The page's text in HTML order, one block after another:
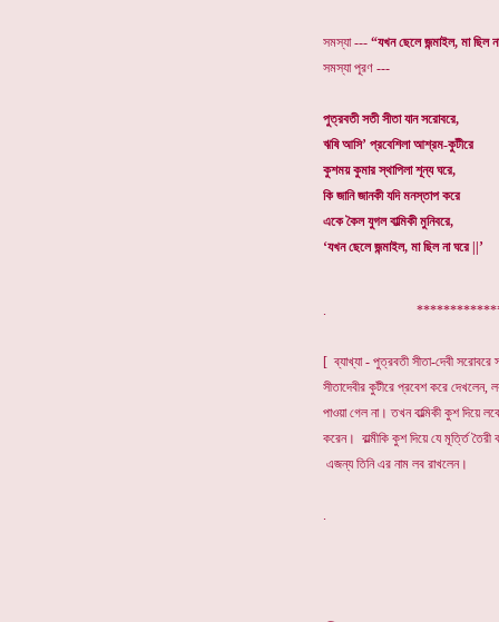
.
[ ব্যাখ্যা - পুত্রবতী সীতা-দেবী সরোবরে
সীতাদেবীর কুটীরে প্রবেশ করে
পাওয়া গেল না। তখন বাল্মিকী কুশ দিয়ে
করেন। বাল্মীকি কুশ দিয়ে যে মূর্ত্তি
এজন্য তিনি এর নাম লব রাখলেন।
সমস্যা --- “যখন ছেলে জন্মাইল, মা ছিল
সমস্যা পূরণ ---
পুত্রবতী সতী সীতা যান সরোবরে,
ঋষি আসি’ প্রবেশিলা আশ্রম-কুটীরে
কুশময় কুমার স্থাপিলা শূন্য ঘরে,
কি জানি জানকী যদি মনস্তাপ করে
একে কৈল যুগল বাল্মিকী মুনিবরে,
‘যখন ছেলে জন্মাইল, মা ছিল না ঘরে ||’